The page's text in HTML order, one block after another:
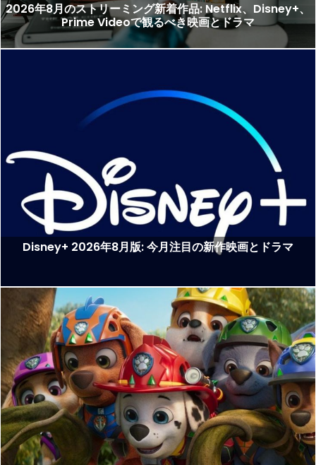
2026年8月のストリーミング新着作品: Netflix、Disney+、
Prime Videoで観るべき映画とドラマ
Disney+ 2026年8月版: 今月注目の新作映画とドラマ